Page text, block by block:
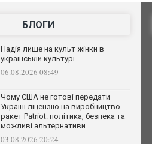
БЛОГИ
Надія лише на культ жінки в
українській культурі
06.08.2026 08:49
Чому США не готові передати
Україні ліцензію на виробництво
ракет Patriot: політика, безпека та
можливі альтернативи
03.08.2026 20:24